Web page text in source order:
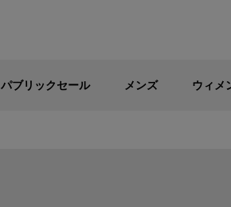
パブリックセール メンズ ウィメ